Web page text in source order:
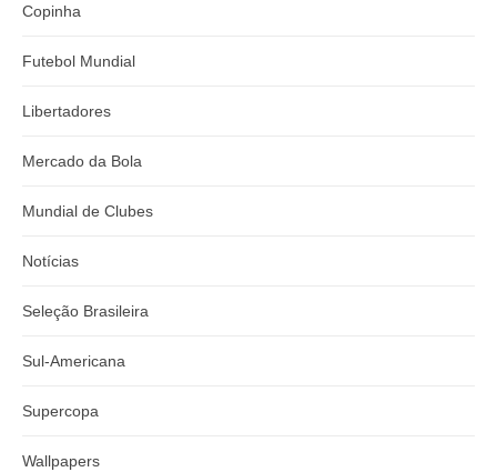
Copinha
Futebol Mundial
Libertadores
Mercado da Bola
Mundial de Clubes
Notícias
Seleção Brasileira
Sul-Americana
Supercopa
Wallpapers